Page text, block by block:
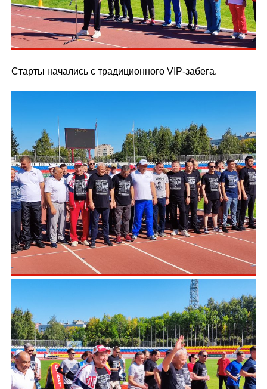
Старты начались с традиционного VIP-забега.